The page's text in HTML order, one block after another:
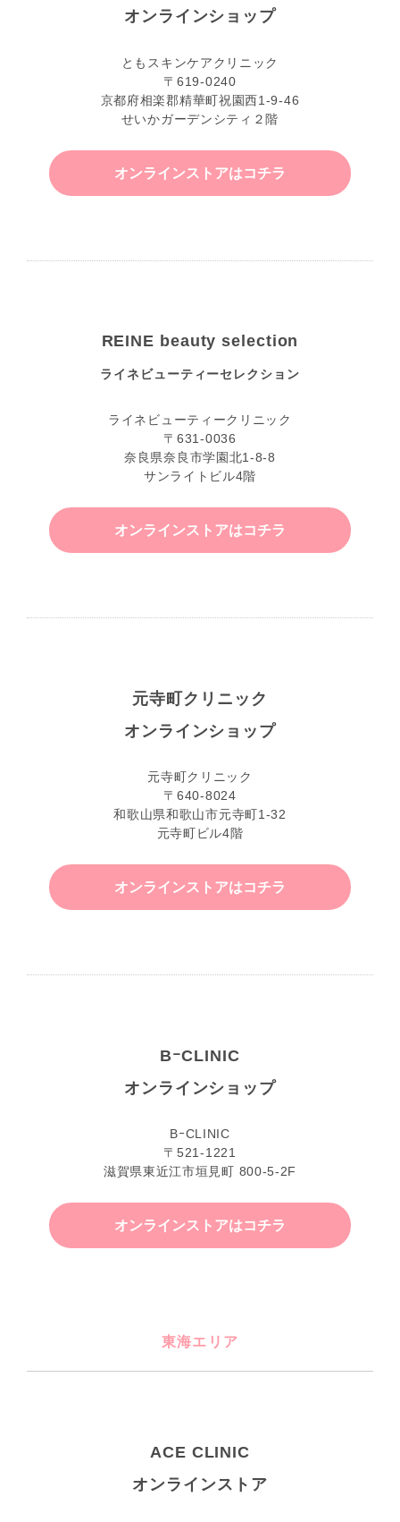
オンラインショップ
ともスキンケアクリニック
〒619-0240
京都府相楽郡精華町祝園西1-9-46
せいかガーデンシティ２階
オンラインストアはコチラ
REINE beauty selection
ライネビューティーセレクション
ライネビューティークリニック
〒631-0036
奈良県奈良市学園北1-8-8
サンライトビル4階
オンラインストアはコチラ
元寺町クリニック
オンラインショップ
元寺町クリニック
〒640-8024
和歌山県和歌山市元寺町1-32
元寺町ビル4階
オンラインストアはコチラ
BｰCLINIC
オンラインショップ
BｰCLINIC
〒521-1221
滋賀県東近江市垣見町 800-5-2F
オンラインストアはコチラ
東海エリア
ACE CLINIC
オンラインストア